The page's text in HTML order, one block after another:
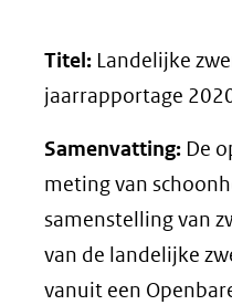
Titel: Landelijke
jaarrapportage
Samenvatting: De
meting van
samenstelling van
van de landelijke
vanuit een